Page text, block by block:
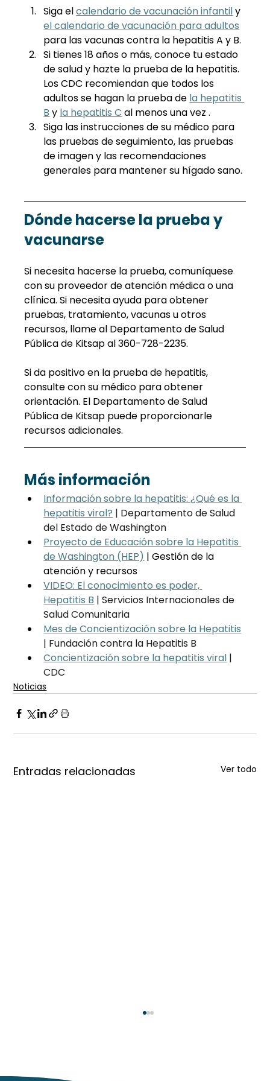
Siga elcalendario de vacunación infantily
el calendario de vacunación para adultos
para las vacunas contra la hepatitis A y B.
Si tienes 18 años o más, conoce tu estado
de salud y hazte la prueba de la hepatitis.
Los CDC recomiendan que todos los
adultos se hagan la prueba de la hepatitis
B y la hepatitis C al menos una vez .
Siga las instrucciones de su médico para
las pruebas de seguimiento, las pruebas
de imagen y las recomendaciones
generales para mantener su hígado sano.
Dónde hacerse la prueba y
vacunarse
Si necesita hacerse la prueba, comuníquese
con su proveedor de atención médica o una
clínica. Si necesita ayuda para obtener
pruebas, tratamiento, vacunas u otros
recursos, llame al Departamento de Salud
Pública de Kitsap al 360-728-2235.
Si da positivo en la prueba de hepatitis,
consulte con su médico para obtener
orientación. El Departamento de Salud
Pública de Kitsap puede proporcionarle
recursos adicionales.
Más información
Información sobre la hepatitis: ¿Qué es la
hepatitis viral? | Departamento de Salud
del Estado de Washington
Proyecto de Educación sobre la Hepatitis
de Washington (HEP) | Gestión de la
atención y recursos
VIDEO: El conocimiento es poder,
Hepatitis B | Servicios Internacionales de
Salud Comunitaria
Mes de Concientización sobre la Hepatitis
| Fundación contra la Hepatitis B
Concientización sobre la hepatitis viral |
CDC
Noticias
Entradas relacionadas Ver todo